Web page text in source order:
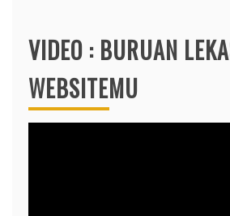
VIDEO : BURUAN
WEBSITEMU